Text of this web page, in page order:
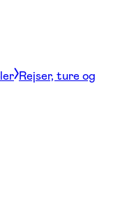
Rejser, ture og